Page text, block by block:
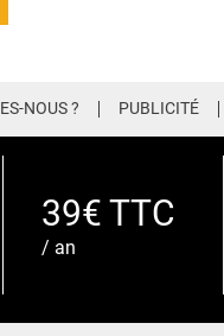
NOUS ? PUBLICITÉ
39€ TTC
/ an